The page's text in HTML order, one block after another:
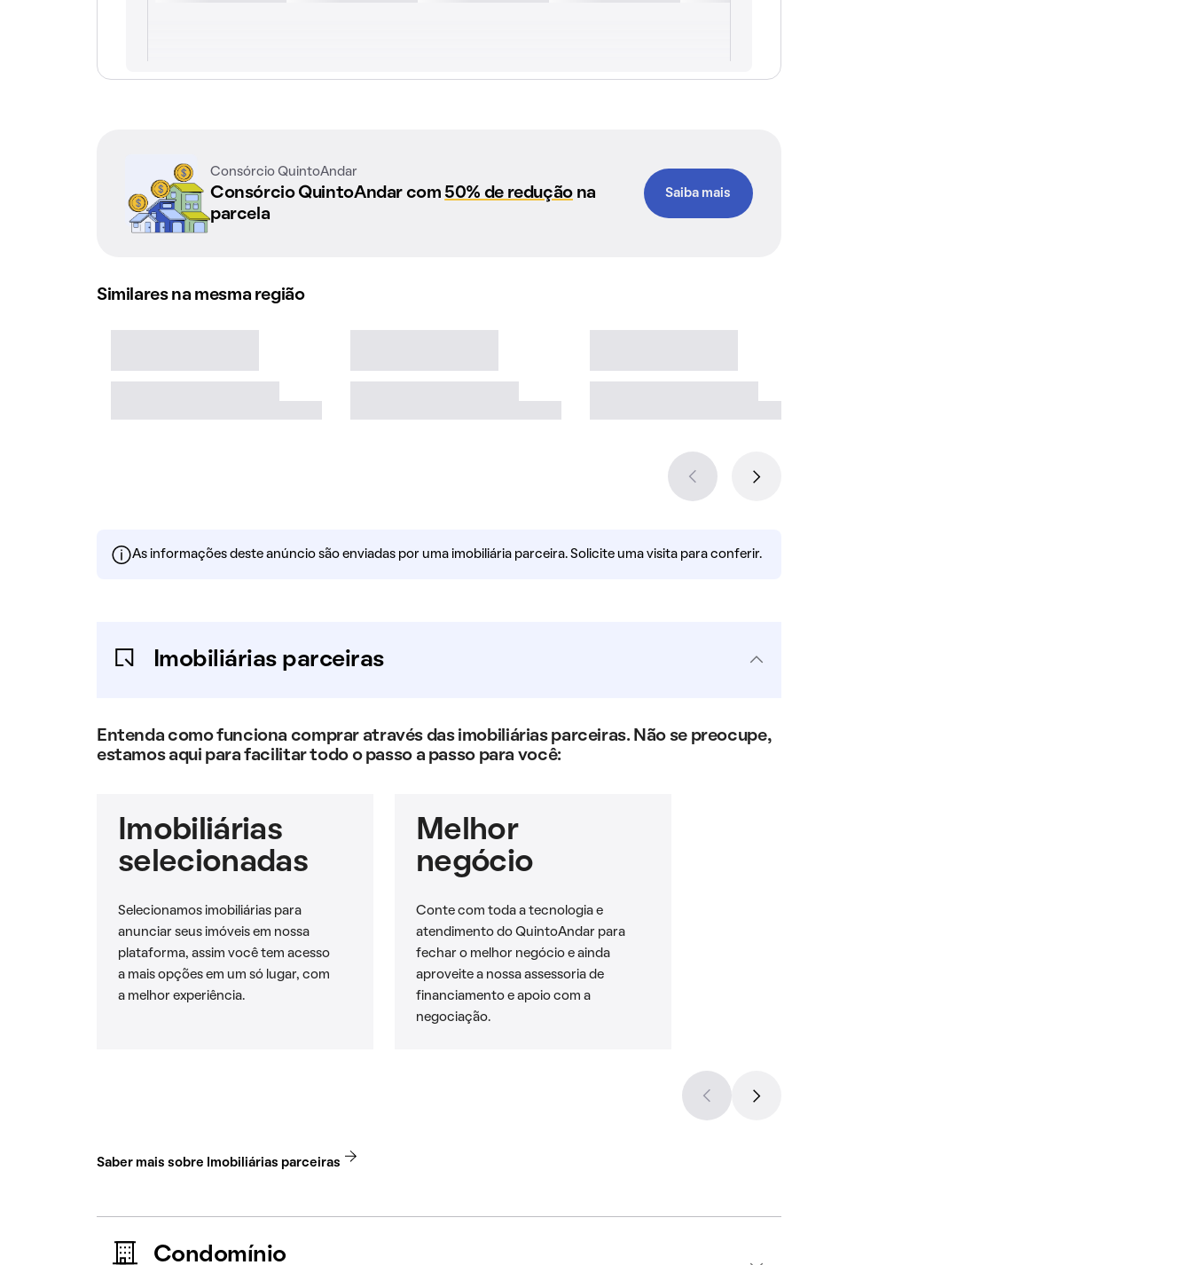
Consórcio QuintoAndar
Consórcio QuintoAndar com 50% de reduçãona
parcela
Saiba mais
Similares na mesma região
As informações deste anúncio são enviadas por uma imobiliária parceira. Solicite uma visita para conferir.
Imobiliárias parceiras
Entenda como funciona comprar através das imobiliárias parceiras. Não se preocupe,
estamos aqui para facilitar todo o passo a passo para você:
Imobiliárias
selecionadas
Selecionamos imobiliárias para
anunciar seus imóveis em nossa
plataforma, assim você tem acesso
a mais opções em um só lugar, com
a melhor experiência.
Melhor
negócio
Conte com toda a tecnologia e
atendimento do QuintoAndar para
fechar o melhor negócio e ainda
aproveite a nossa assessoria de
financiamento e apoio com a
negociação.
Saber mais sobre Imobiliárias parceiras
Condomínio